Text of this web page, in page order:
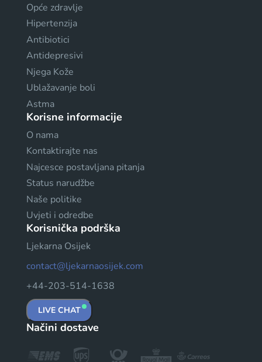
Opće zdravlje
Hipertenzija
Antibiotici
Antidepresivi
Njega Kože
Ublažavanje boli
Astma
Korisne informacije
O nama
Kontaktirajte nas
Najcesce postavljana pitanja
Status narudžbe
Naše politike
Uvjeti i odredbe
Korisnička podrška
Ljekarna Osijek
contact@ljekarnaosijek.com
+44-203-514-1638
LIVE CHAT
Načini dostave